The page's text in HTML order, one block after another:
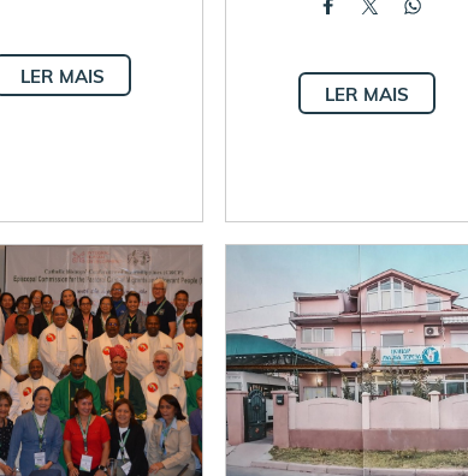
LER MAIS
LER MAIS